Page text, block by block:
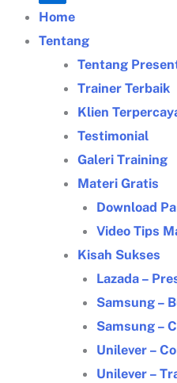
Home
Tentang
Tentang
Trainer Terbaik
Klien
Testimonial
Galeri Training
Materi Gratis
Download
Video Tips
Kisah Sukses
Lazada –
Samsung –
Samsung –
Unilever –
Unilever –